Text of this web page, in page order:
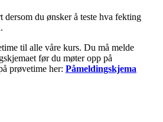
du ønsker å teste hva fekting
til alle våre kurs. Du må melde
før du møter opp på
prøvetime her: Påmeldingskjema